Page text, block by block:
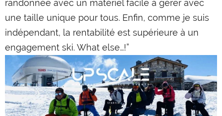
randonnée avec un matériel facile à gérer avec
une taille unique pour tous. Enfin, comme je suis
indépendant, la rentabilité est supérieure à un
engagement ski. What else…!”